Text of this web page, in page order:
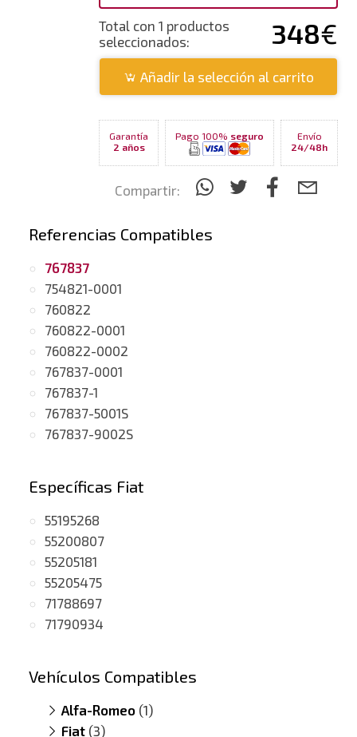
Total con 1 productos
seleccionados:
348€
Añadir la selección al carrito
Garantía
2 años
Pago 100% seguro
Envío
24/48h
Compartir:
Referencias Compatibles
767837
754821-0001
760822
760822-0001
760822-0002
767837-0001
767837-1
767837-5001S
767837-9002S
Específicas Fiat
55195268
55200807
55205181
55205475
71788697
71790934
Vehículos Compatibles
Alfa-Romeo (1)
159 1.9
Fiat (3)